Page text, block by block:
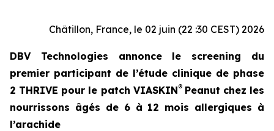
Châtillon, France, le 02 juin (22 :30 CEST) 2026
DBV Technologies annonce le screening du
premier participant de l’étude clinique de phase
2 THRIVE pour le patch VIASKIN® Peanut chez les
nourrissons âgés de 6 à 12 mois allergiques à
l’arachide